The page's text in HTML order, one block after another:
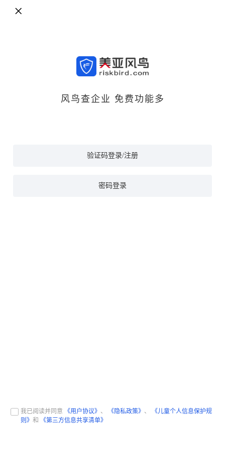
风鸟查企业 免费功能多
验证码登录/注册
密码登录
我已阅读并同意 《用户协议》 、 《隐私政策》 、
《儿童个人信息保护规
则》和 《第三方信息共享清单》